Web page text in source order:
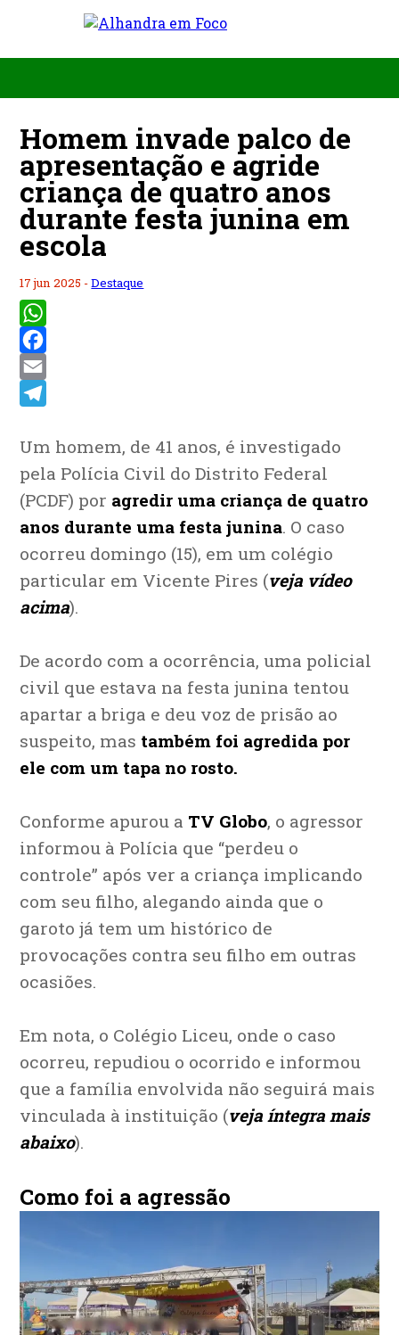
Homem invade palco de
apresentação e agride
criança de quatro anos
durante festa junina em
escola
17 jun 2025 -Destaque
WhatsApp
Facebook
Email
Um homem, de 41 anos, é investigado
pela Polícia Civil do Distrito Federal
(PCDF) por agredir uma criança de quatro
anos durante uma festa junina. O caso
ocorreu domingo (15), em um colégio
particular em Vicente Pires (veja vídeo
acima).
De acordo com a ocorrência, uma policial
civil que estava na festa junina tentou
apartar a briga e deu voz de prisão ao
suspeito, mas também foi agredida por
ele com um tapa no rosto.
Conforme apurou a TV Globo, o agressor
informou à Polícia que “perdeu o
controle” após ver a criança implicando
com seu filho, alegando ainda que o
garoto já tem um histórico de
provocações contra seu filho em outras
ocasiões.
Em nota, o Colégio Liceu, onde o caso
ocorreu, repudiou o ocorrido e informou
que a família envolvida não seguirá mais
vinculada à instituição (veja íntegra mais
abaixo).
Como foi a agressão